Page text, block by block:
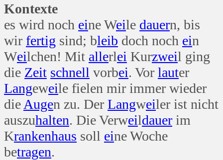
Kontexte
es wird noch eine Weile dauern, bis
wir fertig sind; bleib doch noch ein
Weilchen! Mit allerlei Kurzweil ging
die Zeit schnell vorbei. Vor lauter
Langeweile fielen mir immer wieder
die Augen zu. Der Langweiler ist nicht
auszuhalten. Die Verweildauer im
Krankenhaus soll eine Woche
betragen.